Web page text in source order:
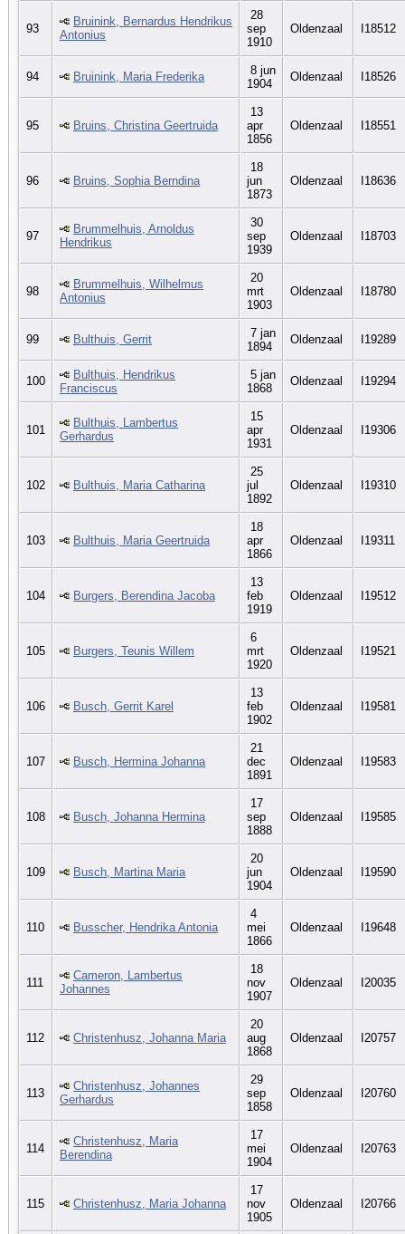
93
Bruinink, Bernardus Hendrikus
Antonius
28
sep
1910
Oldenzaal I18512
94 Bruinink, Maria Frederika
8 jun
1904
Oldenzaal I18526
95 Bruins, Christina Geertruida
13
apr
1856
Oldenzaal I18551
96 Bruins, Sophia Berndina
18
jun
1873
Oldenzaal I18636
97
Brummelhuis, Arnoldus
Hendrikus
30
sep
1939
Oldenzaal I18703
98
Brummelhuis, Wilhelmus
Antonius
20
mrt
1903
Oldenzaal I18780
99 Bulthuis, Gerrit
7 jan
1894
Oldenzaal I19289
100
Bulthuis, Hendrikus
Franciscus
5 jan
1868
Oldenzaal I19294
101
Bulthuis, Lambertus
Gerhardus
15
apr
1931
Oldenzaal I19306
102 Bulthuis, Maria Catharina
25
jul
1892
Oldenzaal I19310
103 Bulthuis, Maria Geertruida
18
apr
1866
Oldenzaal I19311
104 Burgers, Berendina Jacoba
13
feb
1919
Oldenzaal I19512
105 Burgers, Teunis Willem
6
mrt
1920
Oldenzaal I19521
106 Busch, Gerrit Karel
13
feb
1902
Oldenzaal I19581
107 Busch, Hermina Johanna
21
dec
1891
Oldenzaal I19583
108 Busch, Johanna Hermina
17
sep
1888
Oldenzaal I19585
109 Busch, Martina Maria
20
jun
1904
Oldenzaal I19590
110 Busscher, Hendrika Antonia
4
mei
1866
Oldenzaal I19648
111
Cameron, Lambertus
Johannes
18
nov
1907
Oldenzaal I20035
112 Christenhusz, Johanna Maria
20
aug
1868
Oldenzaal I20757
113
Christenhusz, Johannes
Gerhardus
29
sep
1858
Oldenzaal I20760
114
Christenhusz, Maria
Berendina
17
mei
1904
Oldenzaal I20763
115 Christenhusz, Maria Johanna
17
nov
1905
Oldenzaal I20766